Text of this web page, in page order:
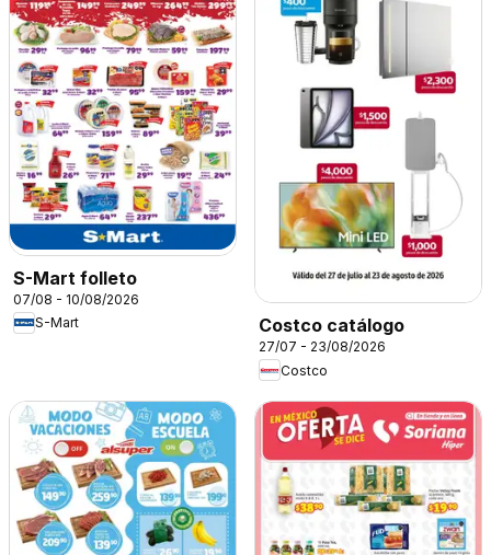
S-Mart folleto
07/08 - 10/08/2026
S-Mart
Costco catálogo
27/07 - 23/08/2026
Costco